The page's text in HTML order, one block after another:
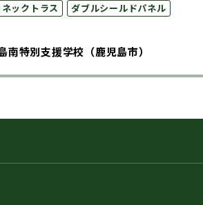
ネックトラス
ダブルシールドパネル
南特別支援学校（鹿児島市）